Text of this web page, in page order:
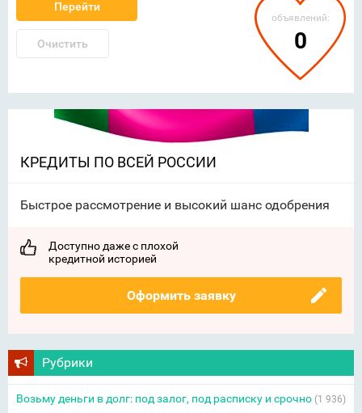
Перейти
Очистить
объявлений:
0
КРЕДИТЫ ПО ВСЕЙ РОССИИ
Быстрое рассмотрение и высокий шанс одобрения
Доступно даже с плохой
кредитной историей
Оформить заявку
Рубрики
Возьму деньги в долг: под залог, под расписку и срочно (1 936)